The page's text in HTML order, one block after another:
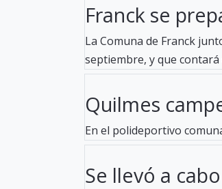
Franck se
La Comuna de Franck
septiembre, y que contará
Quilmes
En el polideportivo
Se llevó a